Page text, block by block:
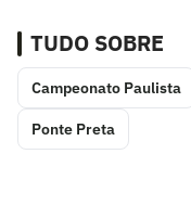
TUDO SOBRE
Campeonato Paulista
Ponte Preta